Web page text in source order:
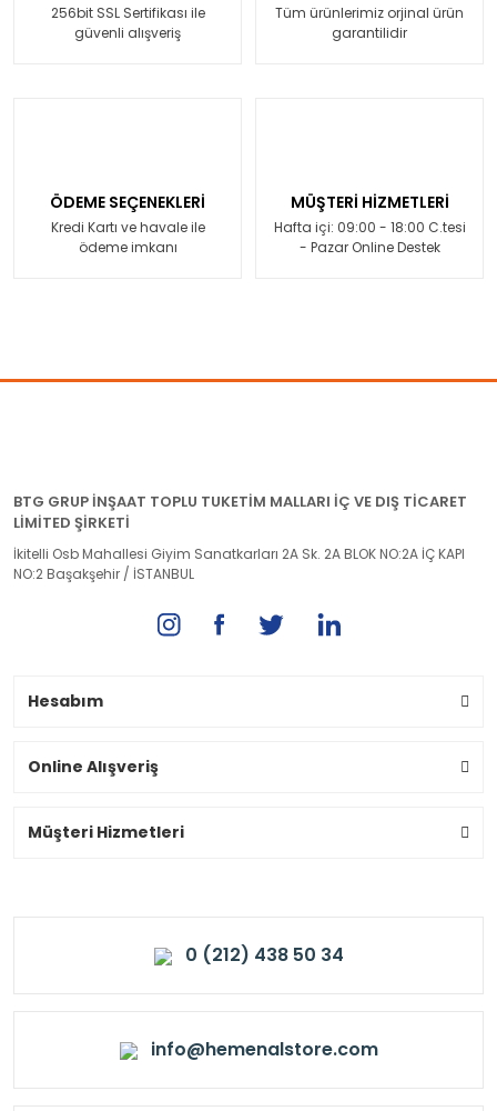
256bit SSL Sertifikası ile
güvenli alışveriş
Tüm ürünlerimiz orjinal ürün
garantilidir
ÖDEME SEÇENEKLERİ
Kredi Kartı ve havale ile
ödeme imkanı
MÜŞTERİ HİZMETLERİ
Hafta içi: 09:00 - 18:00 C.tesi
- Pazar Online Destek
BTG GRUP İNŞAAT TOPLU TUKETİM MALLARI İÇ VE DIŞ TİCARET
LİMİTED ŞİRKETİ
İkitelli Osb Mahallesi Giyim Sanatkarları 2A Sk. 2A BLOK NO:2A İÇ KAPI
NO:2 Başakşehir / İSTANBUL
Hesabım
Online Alışveriş
Müşteri Hizmetleri
0 (212) 438 50 34
info@hemenalstore.com